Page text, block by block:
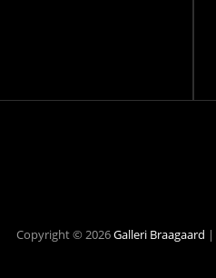
Copyright © 2026Galleri Braagaard |